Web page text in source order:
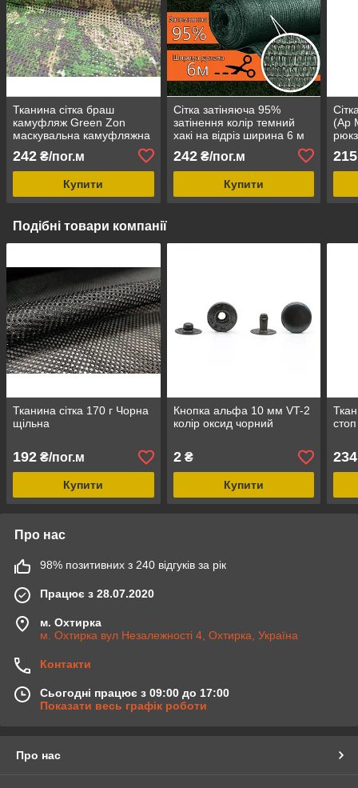
Тканина сітка браш
камуфляж Green Zon
маскувальна камуфляжна
242 ₴/пог.м
Купити
Сітка затіняюча 95%
затінення колір темний
хакі на відріз ширина 6 м
242₴/пог.м
Купити
(Ар
215
Подібні товари компанії
Тканина сітка 170 г Чорна
щільна
192 ₴/пог.м
Купити
Кнопка альфа 10 мм VT-2
колір оксид чорний
2₴
Купити
234
Про нас
98% позитивних з 240 відгуків за рік
Працює з 28.07.2020
м. Охтирка
м. Охтирка вул Незалежності 4, Охтирка, Україна
Контакти
Сьогодні працює з 09:00 до 17:00
Показати весь графік роботи
Про нас